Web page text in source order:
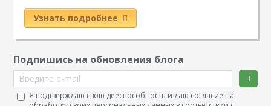
Узнать подробнее
Подпишись на обновления блога
Введите e-mail
Я подтверждаю свою дееспособность и даю согласие на